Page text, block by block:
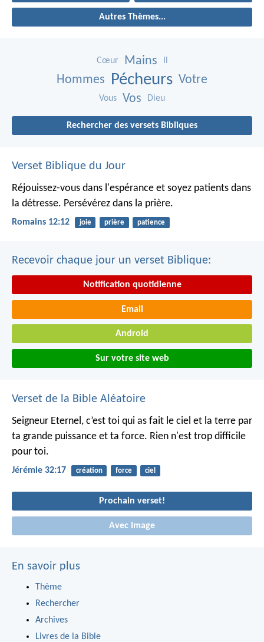
Autres Thèmes...
Cœur Mains
Hommes Pécheurs Votre
Vous Vos Dieu
Rechercher des versets Bibliques
Verset Biblique du Jour
Réjouissez-vous dans l'espérance et soyez patients dans
la détresse. Persévérez dans la prière.
Romains 12:12 joie prière patience
Recevoir chaque jour un verset Biblique:
Notification quotidienne
Email
Android
Sur votre site web
Verset de la Bible Aléatoire
Seigneur Eternel, c’est toi qui as fait le ciel et la terre par
ta grande puissance et ta force. Rien n'est trop difficile
pour toi.
Jérémie 32:17 création force ciel
Prochain verset!
Avec Image
En savoir plus
Thème
Rechercher
Archives
Livres de la Bible